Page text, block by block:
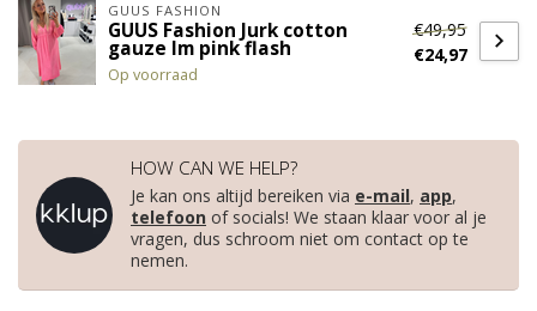
GUUS FASHION
GUUS Fashion Jurk cotton
gauze lm pink flash
Op voorraad
€49,95
€24,97
HOW CAN WE HELP?
Je kan ons altijd bereiken via e-mail, app,
telefoon of socials! We staan klaar voor al je
vragen, dus schroom niet om contact op te
nemen.